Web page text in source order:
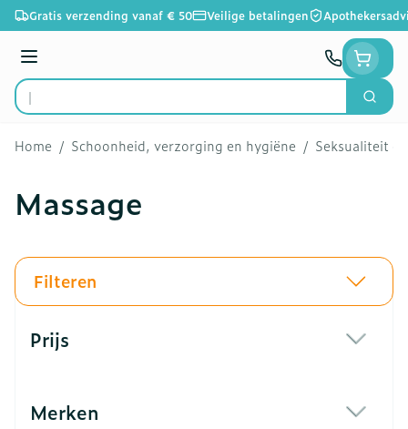
Ga naar de inhoud
Gratis verzending vanaf € 50 Veilige betalingen
Menu
Product, merk, categorie...
Zoek
Home / Schoonheid, verzorging en hygiëne / Seksualiteit
Massage
Filteren
Prijs
Merken